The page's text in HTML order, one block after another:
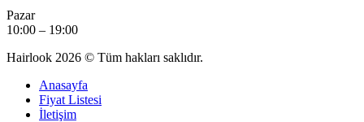
Pazar
10:00 – 19:00
Hairlook 2026 © Tüm hakları saklıdır.
Anasayfa
Fiyat Listesi
İletişim